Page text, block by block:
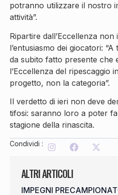
ALTRI ARTICOLI
IMPEGNI
potranno utilizzare il nostro
attività”.
Ripartire dall’Eccellenza
l’entusiasmo dei giocatori:
da subito fatto presente che
l’Eccellenza del ripescaggio
progetto, non la categoria”.
Il verdetto di ieri non deve
tifosi: saranno loro a poter
stagione della rinascita.
Condividi :